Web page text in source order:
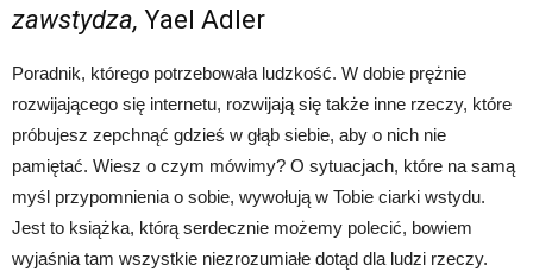
zawstydza, Yael Adler
Poradnik, którego potrzebowała ludzkość. W dobie prężnie
rozwijającego się internetu, rozwijają się także inne rzeczy, które
próbujesz zepchnąć gdzieś w głąb siebie, aby o nich nie
pamiętać. Wiesz o czym mówimy? O sytuacjach, które na samą
myśl przypomnienia o sobie, wywołują w Tobie ciarki wstydu.
Jest to książka, którą serdecznie możemy polecić, bowiem
wyjaśnia tam wszystkie niezrozumiałe dotąd dla ludzi rzeczy.